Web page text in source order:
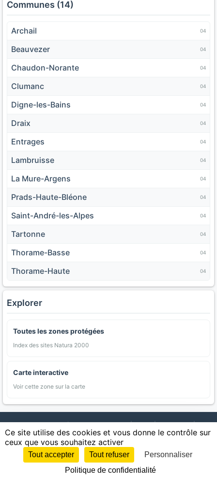
Communes (14)
Archail 04
Beauvezer 04
Chaudon-Norante 04
Clumanc 04
Digne-les-Bains 04
Draix 04
Entrages 04
Lambruisse 04
La Mure-Argens 04
Prads-Haute-Bléone 04
Saint-André-les-Alpes 04
Tartonne 04
Thorame-Basse 04
Thorame-Haute 04
Explorer
Toutes les zones protégées
Index des sites Natura 2000
Carte interactive
Voir cette zone sur la carte
AgriMap — Données agricoles ouvertes | Carte | Communes |
Appellations | Regions | Cultures | Zones protégées | Forets |
Littoral | Espaces naturels | Statistiques
| Confidentialite | CGU | CGV Cookies
Sources : IGN, INSEE, Météo-France, SAFER, INRAE, BRGM, INAO, Ministère de
l'Agriculture
Ce site utilise des cookies et vous donne le contrôle sur
ceux que vous souhaitez activer
Tout accepter Tout refuser
Personnaliser
Politique de confidentialité